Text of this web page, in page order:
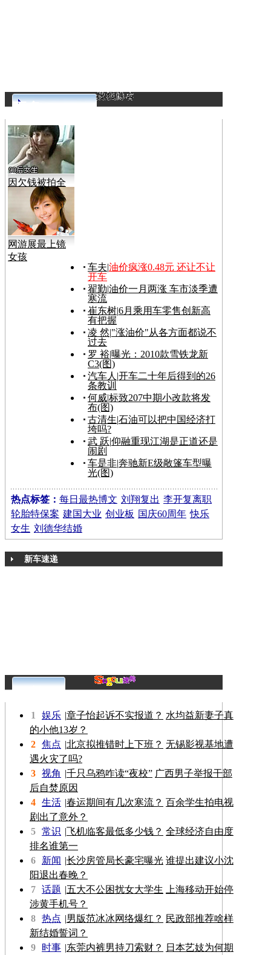
更多>>
因欠钱被拍全
裸视频
网游展最上镜
女孩
车夫|油价疯涨0.48元 还让不让
开车
翟勤|油价一月两涨 车市淡季遭
寒流
崔东树|6月乘用车零售创新高
有把握
凌 然|"涨油价"从各方面都说不
过去
罗 裕|曝光：2010款雪铁龙新
C3(图)
汽车人 |开车二十年后得到的26
条教训
何威|标致207中期小改款将发
布(图)
古清生|石油可以把中国经济打
垮吗?
武 跃|仰融重现江湖是正道还是
闹剧
车是非|奔驰新E级敞篷车型曝
光(图)
热点标签： 每日最热博文 刘翔复出 李开复离职
轮胎特保案 建国大业 创业板 国庆60周年 快乐
女生 刘德华结婚
新车速递
1 娱乐 |章子怡起诉不实报道？ 水均益新妻子真
的小他13岁？
2 焦点 |北京拟推错时上下班？ 无锡影视基地遭
遇火灾了吗?
3 视角 |千只乌鸦咋读“夜校” 广西男子举报干部
后自焚原因
4 生活 |春运期间有几次寒流？ 百余学生拍电视
剧出了意外？
5 常识 |飞机临客最低多少钱？ 全球经济自由度
排名谁第一
6
新闻 |长沙房管局长豪宅曝光 谁提出建议小沈
阳退出春晚？
7 话题 |五大不公困扰女大学生
上海移动开始停
涉黄手机号？
8 热点 |男版范冰冰网络爆红？ 民政部推荐啥样
新结婚誓词？
9
时事 |东莞内裤男持刀索财？
日本艺妓为何期